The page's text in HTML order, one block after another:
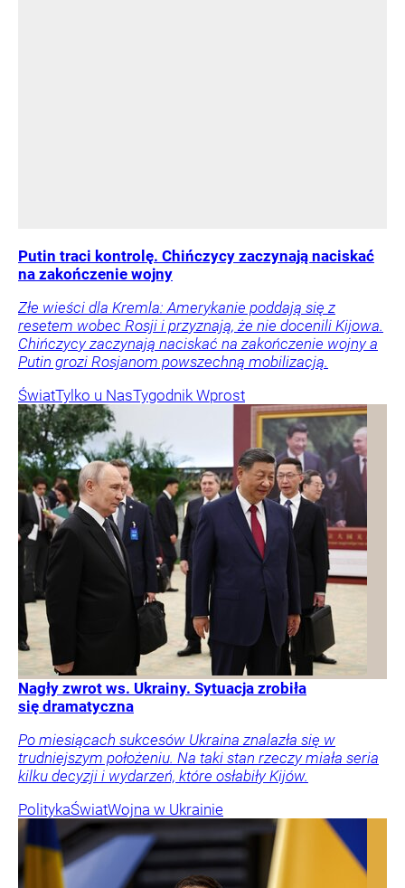
Putin traci kontrolę. Chińczycy zaczynają naciskać
na zakończenie wojny
Złe wieści dla Kremla: Amerykanie poddają się z
resetem wobec Rosji i przyznają, że nie docenili Kijowa.
Chińczycy zaczynają naciskać na zakończenie wojny a
Putin grozi Rosjanom powszechną mobilizacją.
ŚwiatTylko u NasTygodnik Wprost
Nagły zwrot ws. Ukrainy. Sytuacja zrobiła
się dramatyczna
Po miesiącach sukcesów Ukraina znalazła się w
trudniejszym położeniu. Na taki stan rzeczy miała seria
kilku decyzji i wydarzeń, które osłabiły Kijów.
PolitykaŚwiatWojna w Ukrainie